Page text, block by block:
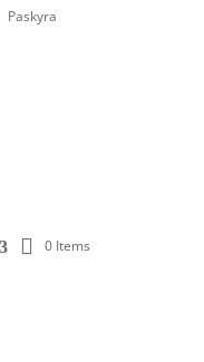
Paskyra
0 Items